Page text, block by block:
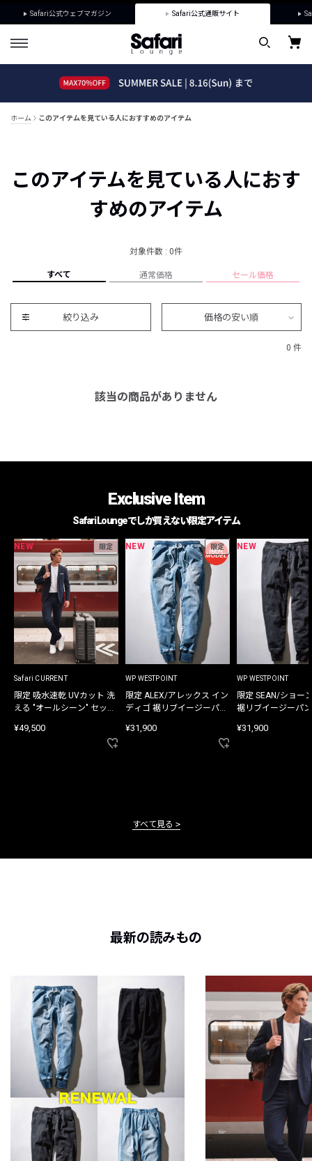
Safari公式ウェブマガジン Safari公式通販サイト
ホーム このアイテムを見ている人におすすめのアイテム
このアイテムを見ている人におす
すめのアイテム
対象件数 : 0件
すべて 通常価格 セール価格
絞り込み 価格の安い順
0 件
該当の商品がありません
Exclusive Item
Safari Loungeでしか買えない限定アイテム
NEW 限定
Safari CURRENT
限定 吸水速乾 UVカット 洗
える "オールシーン" セット
¥49,500
NEW 限定
WP WESTPOINT
限定 ALEX/アレックス イン
ディゴ 裾リブイージーパン
¥31,900
NEW
WP WESTPOINT
限定 SEAN/ショー
裾リブイージーパ
¥31,900
すべて見る
最新の読みもの